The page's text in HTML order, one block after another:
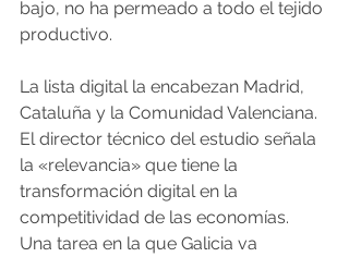
bajo, no ha permeado a todo el tejido
productivo.
La lista digital la encabezan Madrid,
Cataluña y la Comunidad Valenciana.
El director técnico del estudio señala
la «relevancia» que tiene la
transformación digital en la
competitividad de las economías.
Una tarea en la que Galicia va